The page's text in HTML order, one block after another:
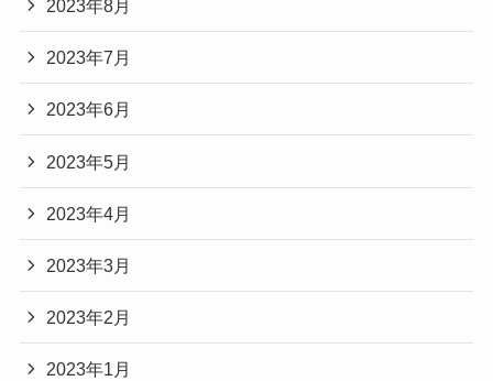
2023年8月
2023年7月
2023年6月
2023年5月
2023年4月
2023年3月
2023年2月
2023年1月